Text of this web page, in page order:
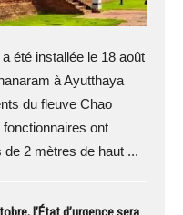
été installée le 18 août
à Ayutthaya
du fleuve Chao
ont
2 mètres de haut ...